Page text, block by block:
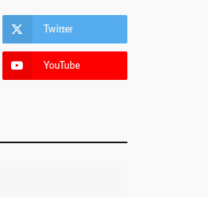
Twitter
YouTube